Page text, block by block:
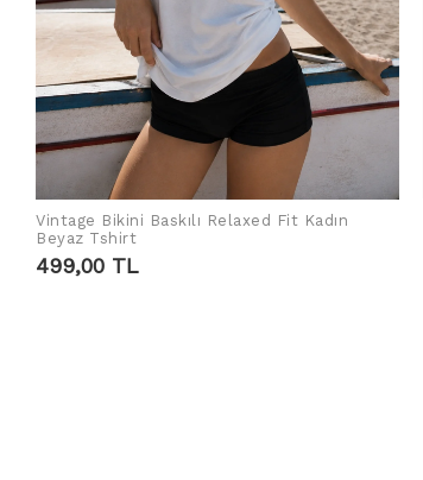
Vintage Bikini Baskılı Relaxed Fit Kadın
Beyaz Tshirt
499,00 TL